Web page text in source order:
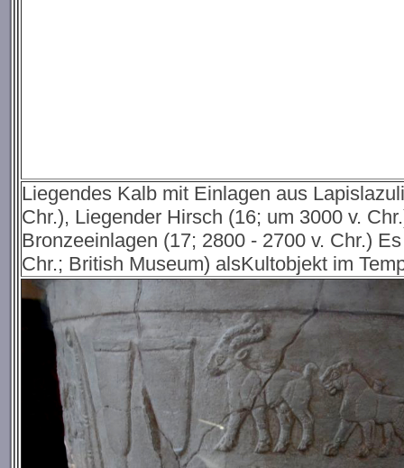
Liegendes Kalb mit Einlagen aus
Chr.), Liegender Hirsch (16; um 3000 v.
Bronzeeinlagen (17; 2800 - 2700 v. Chr.)
Chr.; British Museum) alsKultobjekt im